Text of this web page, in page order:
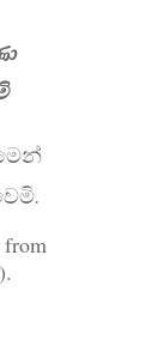
from